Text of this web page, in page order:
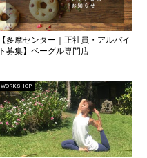
【多摩センター｜正社員・アルバイ
ト募集】ベーグル専門店
WORK SHOP